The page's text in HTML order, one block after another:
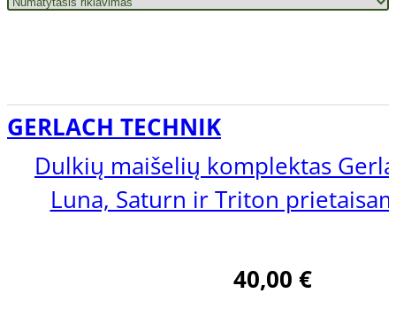
GERLACH TECHNIK
Dulkių maišelių komplektas
Luna, Saturn ir Triton
40,00 €